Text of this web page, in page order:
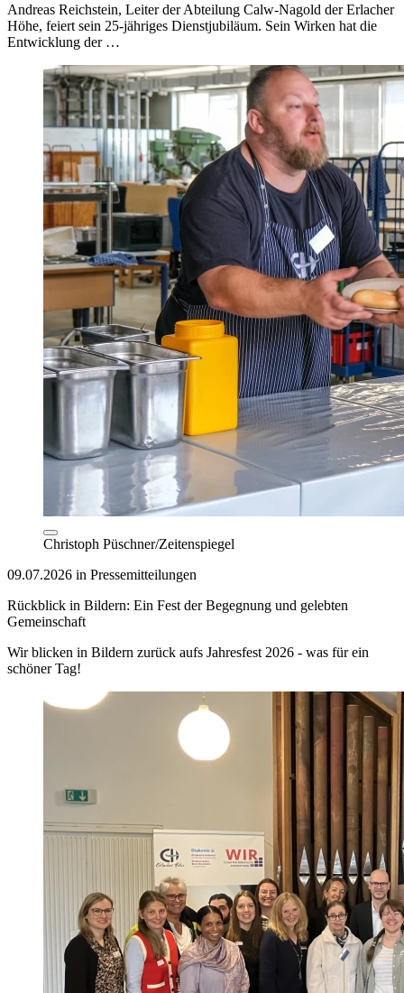
Andreas Reichstein, Leiter der Abteilung Calw-Nagold der Erlacher
Höhe, feiert sein 25-jähriges Dienstjubiläum. Sein Wirken hat die
Entwicklung der …
Christoph Püschner/Zeitenspiegel
09.07.2026 in Pressemitteilungen
Rückblick in Bildern: Ein Fest der Begegnung und gelebten
Gemeinschaft
Wir blicken in Bildern zurück aufs Jahresfest 2026 - was für ein
schöner Tag!